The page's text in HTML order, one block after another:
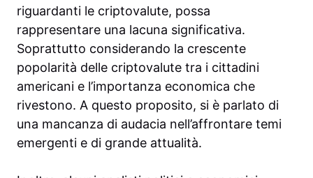
riguardanti le criptovalute, possa
rappresentare una lacuna significativa.
Soprattutto considerando la crescente
popolarità delle criptovalute tra i cittadini
americani e l’importanza economica che
rivestono. A questo proposito, si è parlato di
una mancanza di audacia nell’affrontare temi
emergenti e di grande attualità.